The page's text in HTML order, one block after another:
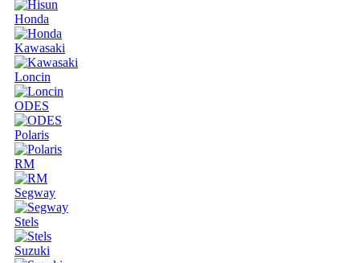
Honda
Kawasaki
Loncin
ODES
Polaris
RM
Segway
Stels
Suzuki